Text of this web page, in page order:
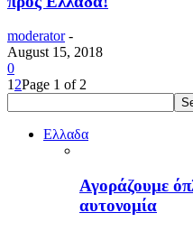
moderator -
August 15, 2018
0
1 2Page 1 of 2
Ελλαδα
Αγοράζουμε
αυτονομία